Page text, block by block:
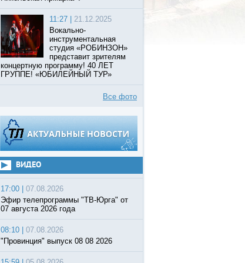
11:27 |
21.12.2025
Вокально-
инструментальная
студия «РОБИНЗОН»
представит зрителям
концертную программу! 40 ЛЕТ
ГРУППЕ! «ЮБИЛЕЙНЫЙ ТУР»
Все фото
ВИДЕО
17:00 |
07.08.2026
Эфир телепрограммы "ТВ-Юрга" от
07 августа 2026 года
08:10 |
07.08.2026
"Провинция" выпуск 08 08 2026